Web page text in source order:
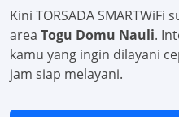
Kini TORSADA
area Togu Domu Nauli.
kamu yang ingin dilayani
jam siap melayani.